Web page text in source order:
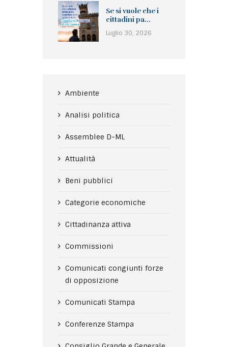
Se si vuole che i
cittadini pa...
Luglio 30, 2026
Ambiente
Analisi politica
Assemblee D-ML
Attualità
Beni pubblici
Categorie economiche
Cittadinanza attiva
Commissioni
Comunicati congiunti forze
di opposizione
Comunicati Stampa
Conferenze Stampa